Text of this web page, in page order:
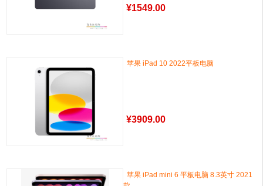
¥1549.00
苹果 iPad 10 2022平板电脑
¥3909.00
苹果 iPad mini 6 平板电脑 8.3英寸 2021